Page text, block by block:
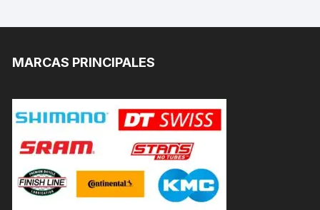
MARCAS PRINCIPALES